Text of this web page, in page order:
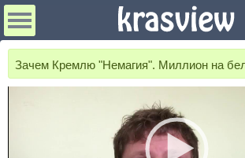
Зачем Кремлю "Немагия". Миллион на